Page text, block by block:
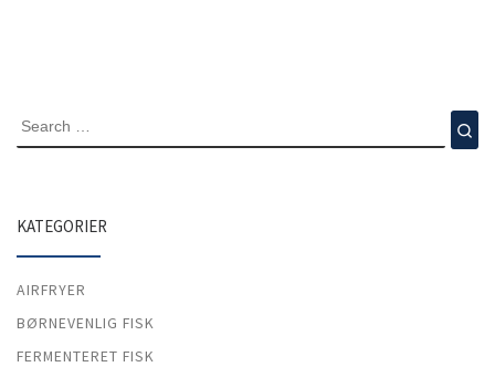
SEARCH
KATEGORIER
AIRFRYER
BØRNEVENLIG FISK
FERMENTERET FISK